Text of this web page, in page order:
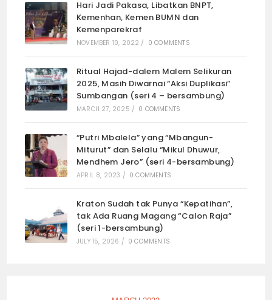
Hari Jadi Pakasa, Libatkan BNPT,
Kemenhan, Kemen BUMN dan
Kemenparekraf
NOVEMBER 10, 2022 / 0 COMMENTS
Ritual Hajad-dalem Malem Selikuran
2025, Masih Diwarnai “Aksi Duplikasi”
Sumbangan (seri 4 – bersambung)
MARCH 27, 2025 / 0 COMMENTS
“Putri Mbalela” yang “Mbangun-
Miturut” dan Selalu “Mikul Dhuwur,
Mendhem Jero” (seri 4-bersambung)
APRIL 8, 2023 / 0 COMMENTS
Kraton Sudah tak Punya “Kepatihan”,
tak Ada Ruang Magang “Calon Raja”
(seri 1-bersambung)
JULY 15, 2026 / 0 COMMENTS